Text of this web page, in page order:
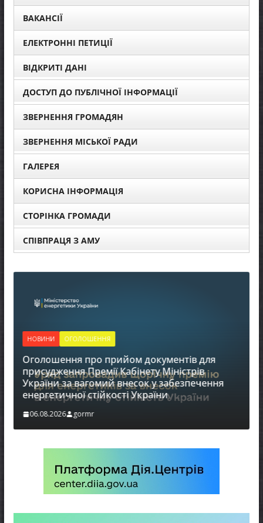
ВАКАНСІЇ
ЕЛЕКТРОННІ ПЕТИЦІЇ
ВІДКРИТІ ДАНІ
ДОСТУП ДО ПУБЛІЧНОЇ ІНФОРМАЦІЇ
ЗВЕРНЕННЯ ГРОМАДЯН
ЗВЕРНЕННЯ МІСЬКОЇ РАДИ
ГАЛЕРЕЯ
КОРИСНА ІНФОРМАЦІЯ
СТОРІНКА ГРОМАДИ
СПІВПРАЦЯ З АМУ
НОВИНИ ОГОЛОШЕННЯ
Оголошення про прийом документів для
присудження Премії Кабінету Міністрів
України за вагомий внесок у забезпечення
енергетичної стійкості України
06.08.2026 gormr